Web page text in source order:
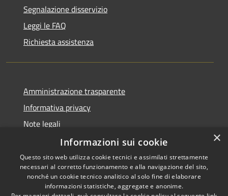
Segnalazione disservizio
Leggi le FAQ
Richiesta assistenza
Amministrazione trasparente
Informativa privacy
Note legali
Dichiarazione di accessibilità
RSS Copyright © 2026 • Comune di
×
Informazioni sui cookie
Questo sito web utilizza cookie tecnici e assimilati strettamente
necessari al corretto funzionamento e alla navigazione del sito,
nonché un cookie tecnico analitico al solo fine di elaborare
informazioni statistiche, aggregate e anonime.